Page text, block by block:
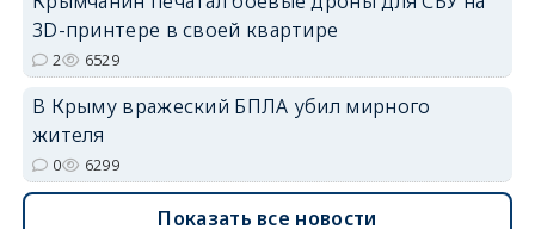
3D-принтере в своей квартире
2 6529
В Крыму вражеский БПЛА убил мирного
жителя
0 6299
Показать все новости